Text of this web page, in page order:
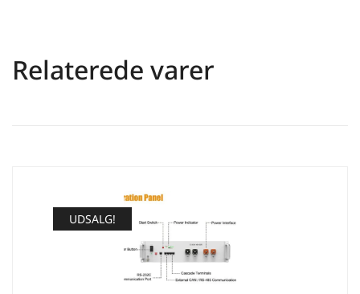
Relaterede varer
UDSALG!